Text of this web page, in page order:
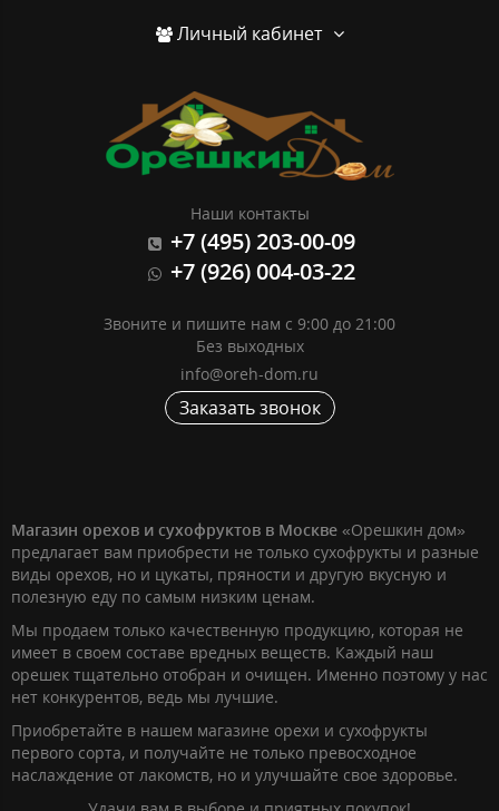
Личный кабинет
Наши контакты
+7 (495) 203-00-09
+7 (926) 004-03-22
Звоните и пишите нам с 9:00 до 21:00
Без выходных
info@oreh-dom.ru
Заказать звонок
Магазин орехов и сухофруктов в Москве «Орешкин дом»
предлагает вам приобрести не только сухофрукты и разные
виды орехов, но и цукаты, пряности и другую вкусную и
полезную еду по самым низким ценам.
Мы продаем только качественную продукцию, которая не
имеет в своем составе вредных веществ. Каждый наш
орешек тщательно отобран и очищен. Именно поэтому у нас
нет конкурентов, ведь мы лучшие.
Приобретайте в нашем магазине орехи и сухофрукты
первого сорта, и получайте не только превосходное
наслаждение от лакомств, но и улучшайте свое здоровье.